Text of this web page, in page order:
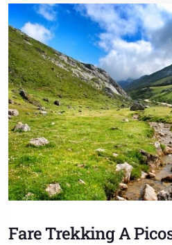
Fare Trekking A